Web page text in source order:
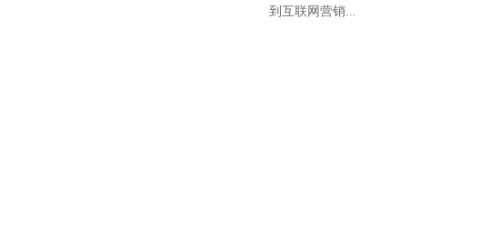
到互联网营销...